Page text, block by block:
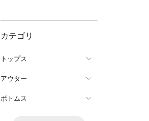
カテゴリ
トップス
アウター
ボトムス